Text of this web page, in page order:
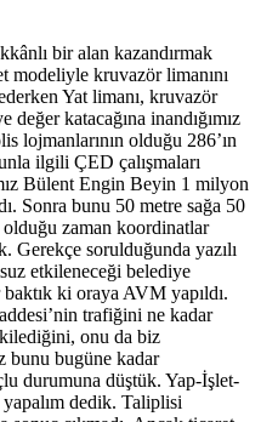
bir alan kazandırmak
modeliyle kruvazör limanını
Yat limanı, kruvazör
katacağına inandığımız
lojmanlarının olduğu 286’ın
ilgili ÇED çalışmaları
Bülent Engin Beyin 1 milyon
Sonra bunu 50 metre sağa 50
zaman koordinatlar
Gerekçe sorulduğunda yazılı
etkileneceği belediye
ki oraya AVM yapıldı.
trafiğini ne kadar
onu da biz
bunu bugüne kadar
durumuna düştük. Yap-İşlet-
dedik. Taliplisi